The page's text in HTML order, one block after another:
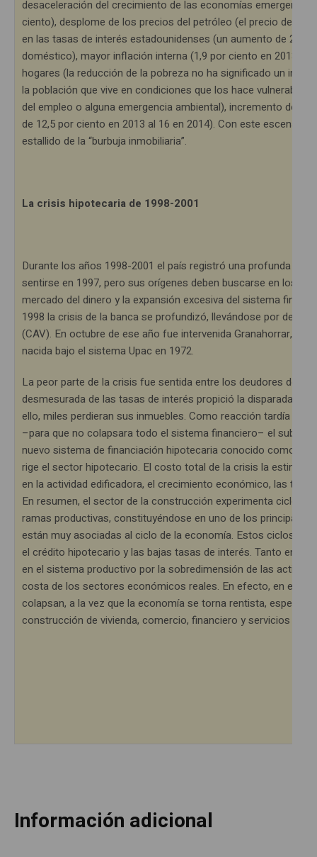
desaceleración del crecimiento de las economías
ciento), desplome de los precios del petróleo (el precio del
en las tasas de interés estadounidenses (un aumento de 25
doméstico), mayor inflación interna (1,9 por ciento en 2013 y
hogares (la reducción de la pobreza no ha significado un
la población que vive en condiciones que los hace
del empleo o alguna emergencia ambiental), incremento de
de 12,5 por ciento en 2013 al 16 en 2014). Con este
estallido de la “burbuja inmobiliaria”.
La crisis hipotecaria de 1998-2001
Durante los años 1998-2001 el país registró una profunda y
sentirse en 1997, pero sus orígenes deben buscarse en los
mercado del dinero y la expansión excesiva del sistema
1998 la crisis de la banca se profundizó, llevándose por
(CAV). En octubre de ese año fue intervenida Granahorrar,
nacida bajo el sistema Upac en 1972.
La peor parte de la crisis fue sentida entre los deudores del
desmesurada de las tasas de interés propició la disparada de
ello, miles perdieran sus inmuebles. Como reacción tardía el
–para que no colapsara todo el sistema financiero– el
nuevo sistema de financiación hipotecaria conocido como
rige el sector hipotecario. El costo total de la crisis la estimó
en la actividad edificadora, el crecimiento económico, las
En resumen, el sector de la construcción experimenta ciclos
ramas productivas, constituyéndose en uno de los
están muy asociadas al ciclo de la economía. Estos ciclos
el crédito hipotecario y las bajas tasas de interés. Tanto en la
en el sistema productivo por la sobredimensión de las
costa de los sectores económicos reales. En efecto, en el
colapsan, a la vez que la economía se torna rentista,
construcción de vivienda, comercio, financiero y servicios
Información adicional